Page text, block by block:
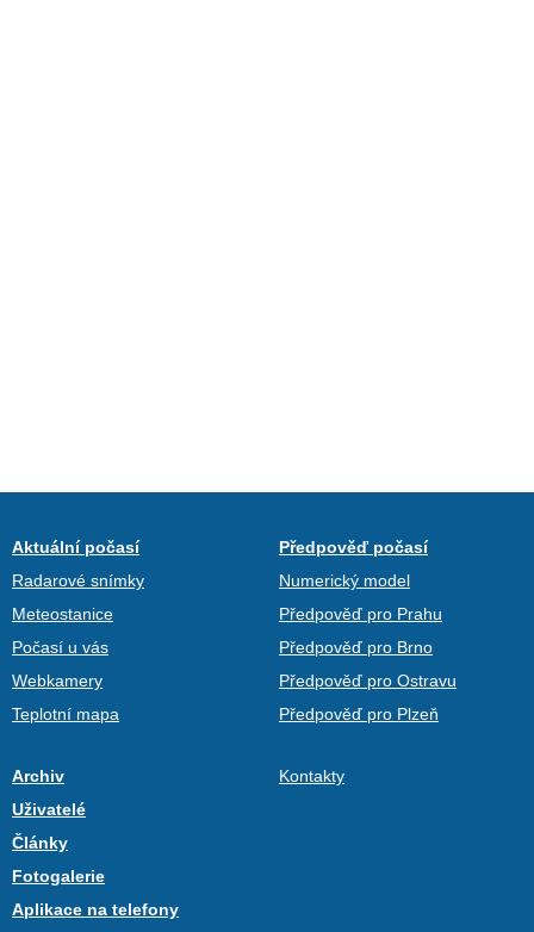
Aktuální počasí
Radarové snímky
Meteostanice
Počasí u vás
Webkamery
Teplotní mapa
Předpověď počasí
Numerický model
Předpověď pro Prahu
Předpověď pro Brno
Předpověď pro Ostravu
Předpověď pro Plzeň
Archiv
Uživatelé
Články
Fotogalerie
Aplikace na telefony
Kontakty